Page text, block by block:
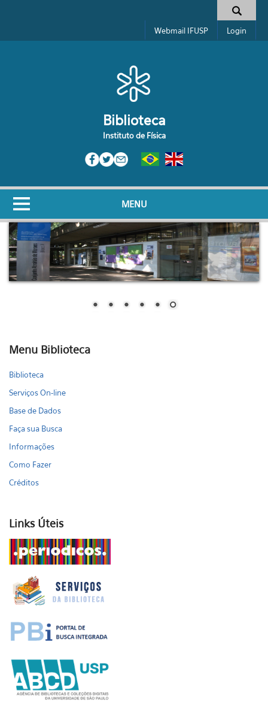
Formulário de busca
Webmail IFUSP Login
Biblioteca
Instituto de Física
MENU
Menu Biblioteca
Biblioteca
Serviços On-line
Base de Dados
Faça sua Busca
Informações
Como Fazer
Créditos
Links Úteis